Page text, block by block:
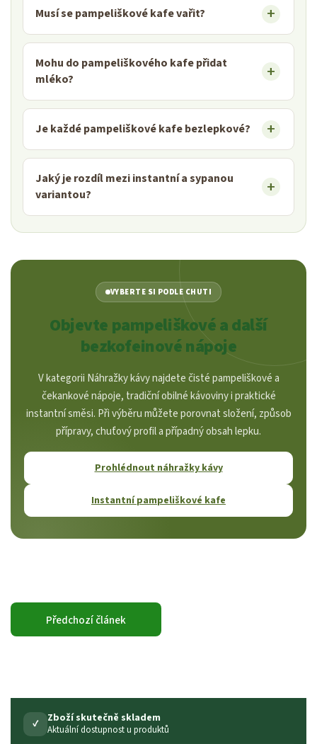
Musí se pampeliškové kafe vařit?
Mohu do pampeliškového kafe přidat
mléko?
Je každé pampeliškové kafe bezlepkové?
Jaký je rozdíl mezi instantní a sypanou
variantou?
VYBERTE SI PODLE CHUTI
Objevte pampeliškové a další
bezkofeinové nápoje
V kategorii Náhražky kávy najdete čisté pampeliškové a
čekankové nápoje, tradiční obilné kávoviny i praktické
instantní směsi. Při výběru můžete porovnat složení, způsob
přípravy, chuťový profil a případný obsah lepku.
Prohlédnout náhražky kávy
Instantní pampeliškové kafe
Předchozí článek
✓ Zboží skutečně skladem
Aktuální dostupnost u produktů